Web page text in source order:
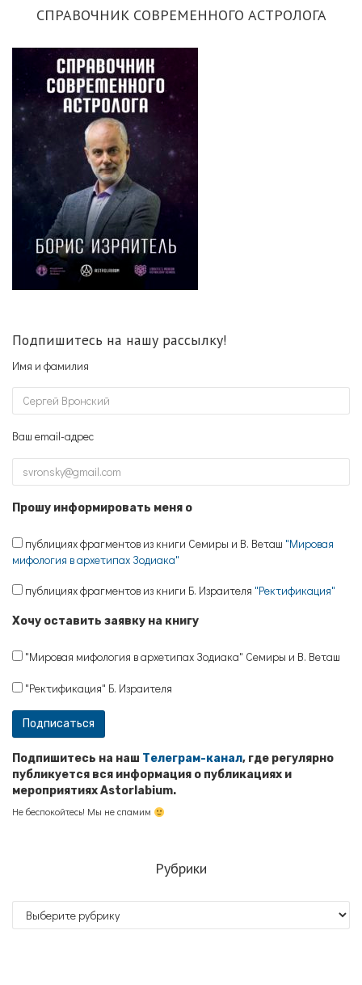
СПРАВОЧНИК СОВРЕМЕННОГО АСТРОЛОГА
Подпишитесь на нашу рассылку!
Имя и фамилия
Ваш email-адрес
Прошу информировать меня о
публициях фрагментов из книги Семиры и В. Веташ "Мировая
мифология в архетипах Зодиака"
публициях фрагментов из книги Б. Израителя "Ректификация"
Хочу оставить заявку на книгу
"Мировая мифология в архетипах Зодиака" Семиры и В. Веташ
"Ректификация" Б. Израителя
Подпишитесь на наш Телеграм-канал, где регулярно
публикуется вся информация о публикациях и
мероприятиях Astorlabium.
Не беспокойтесь! Мы не спамим
Рубрики
Рубрики